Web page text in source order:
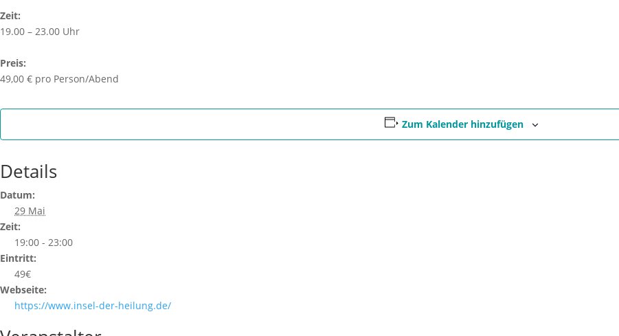
Zeit:
19.00 – 23.00 Uhr
Preis:
49,00 € pro Person/Abend
Zum Kalender hinzufügen
Details
Datum:
29 Mai
Zeit:
19:00 - 23:00
Eintritt:
49€
Webseite:
https://www.insel-der-heilung.de/